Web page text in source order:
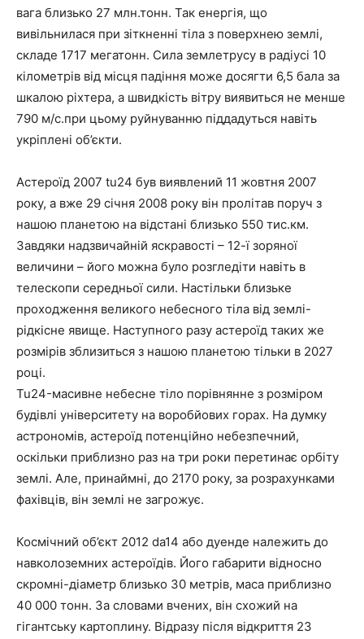
вага близько 27 млн.тонн. Так енергія, що
вивільнилася при зіткненні тіла з поверхнею землі,
складе 1717 мегатонн. Сила землетрусу в радіусі 10
кілометрів від місця падіння може досягти 6,5 бала за
шкалою ріхтера, а швидкість вітру виявиться не менше
790 м/с.при цьому руйнуванню піддадуться навіть
укріплені об’єкти.
Астероїд 2007 tu24 був виявлений 11 жовтня 2007
року, а вже 29 січня 2008 року він пролітав поруч з
нашою планетою на відстані близько 550 тис.км.
Завдяки надзвичайній яскравості – 12-ї зоряної
величини – його можна було розгледіти навіть в
телескопи середньої сили. Настільки близьке
проходження великого небесного тіла від землі-
рідкісне явище. Наступного разу астероїд таких же
розмірів зблизиться з нашою планетою тільки в 2027
році.
Tu24-масивне небесне тіло порівнянне з розміром
будівлі університету на воробйових горах. На думку
астрономів, астероїд потенційно небезпечний,
оскільки приблизно раз на три роки перетинає орбіту
землі. Але, принаймні, до 2170 року, за розрахунками
фахівців, він землі не загрожує.
Космічний об’єкт 2012 da14 або дуенде належить до
навколоземних астероїдів. Його габарити відносно
скромні-діаметр близько 30 метрів, маса приблизно
40 000 тонн. За словами вчених, він схожий на
гігантську картоплину. Відразу після відкриття 23